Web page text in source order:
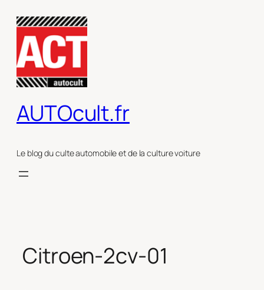
contenu
AUTOcult.fr
Le blog du culte automobile et de la culture voiture
Citroen-2cv-01